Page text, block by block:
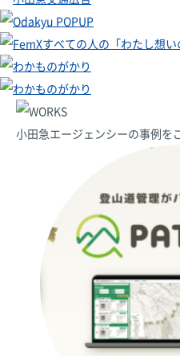
小田急エージェンシーの事例を